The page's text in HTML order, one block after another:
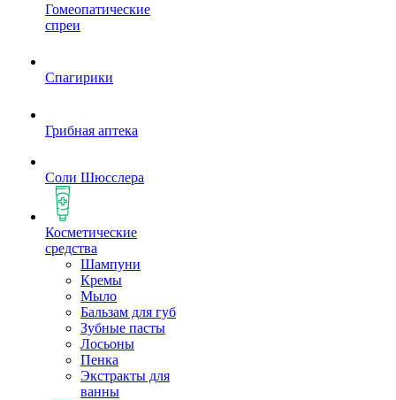
Гомеопатические
спреи
Спагирики
Грибная аптека
Соли Шюсслера
Косметические
средства
Шампуни
Кремы
Мыло
Бальзам для губ
Зубные пасты
Лосьоны
Пенка
Экстракты для
ванны